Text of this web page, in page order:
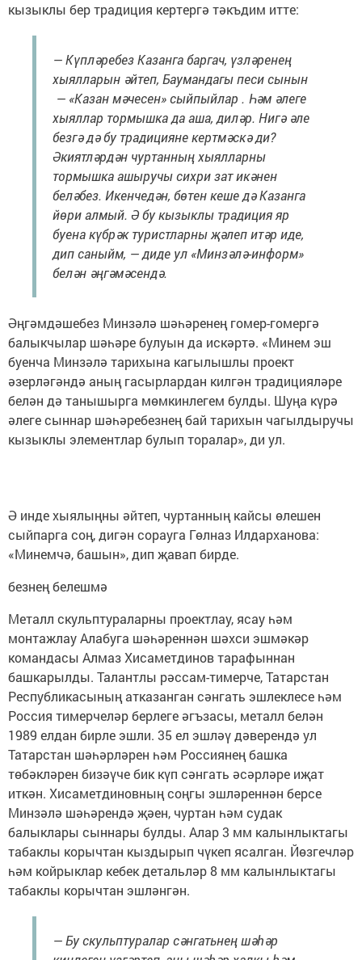
кызыклы бер традиция кертергә тәкъдим итте:
— Күпләребез Казанга баргач, үзләренең
хыялларын әйтеп, Баумандагы песи сынын
— «Казан мәчесен» сыйпыйлар . Һәм әлеге
хыяллар тормышка да аша, диләр. Нигә әле
безгә дә бу традицияне кертмәскә ди?
Әкиятләрдән чуртанның хыялларны
тормышка ашыручы сихри зат икәнен
беләбез. Икенчедән, бөтен кеше дә Казанга
йөри алмый. Ә бу кызыклы традиция яр
буена күбрәк туристларны җәлеп итәр иде,
дип саныйм, — диде ул «Минзәлә-информ»
белән әңгәмәсендә.
Әңгәмдәшебез Минзәлә шәһәренең гомер-гомергә
балыкчылар шәһәре булуын да искәртә. «Минем эш
буенча Минзәлә тарихына кагылышлы проект
әзерләгәндә аның гасырлардан килгән традицияләре
белән дә танышырга мөмкинлегем булды. Шуңа күрә
әлеге сыннар шәһәребезнең бай тарихын чагылдыручы
кызыклы элементлар булып торалар», ди ул.
Ә инде хыялыңны әйтеп, чуртанның кайсы өлешен
сыйпарга соң, дигән сорауга Гөлназ Илдарханова:
«Минемчә, башын», дип җавап бирде.
безнең белешмә
Металл скульптураларны проектлау, ясау һәм
монтажлау Алабуга шәһәреннән шәхси эшмәкәр
командасы Алмаз Хисаметдинов тарафыннан
башкарылды. Талантлы рәссам-тимерче, Татарстан
Республикасының атказанган сәнгать эшлеклесе һәм
Россия тимерчеләр берлеге әгъзасы, металл белән
1989 елдан бирле эшли. 35 ел эшләү дәверендә ул
Татарстан шәһәрләрен һәм Россиянең башка
төбәкләрен бизәүче бик күп сәнгать әсәрләре иҗат
иткән. Хисаметдиновның соңгы эшләреннән берсе
Минзәлә шәһәрендә җәен, чуртан һәм судак
балыклары сыннары булды. Алар 3 мм калынлыктагы
табаклы корычтан кыздырып чүкеп ясалган. Йөзгечләр
һәм койрыклар кебек детальләр 8 мм калынлыктагы
табаклы корычтан эшләнгән.
— Бу скульптуралар сәнгатьнең шәһәр